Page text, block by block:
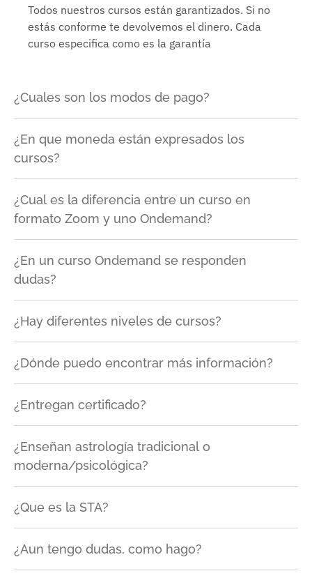
¿Cuales son los modos de pago?
¿En que moneda están expresados los
cursos?
¿Cual es la diferencia entre un curso en
formato Zoom y uno Ondemand?
¿En un curso Ondemand se responden
dudas?
¿Hay diferentes niveles de cursos?
¿Dónde puedo encontrar más información?
¿Entregan certificado?
¿Enseñan astrología tradicional o
moderna/psicológica?
¿Que es la STA?
¿Aun tengo dudas, como hago?
Todos nuestros cursos están garantizados. Si no
estás conforme te devolvemos el dinero. Cada
curso especifica como es la garantía